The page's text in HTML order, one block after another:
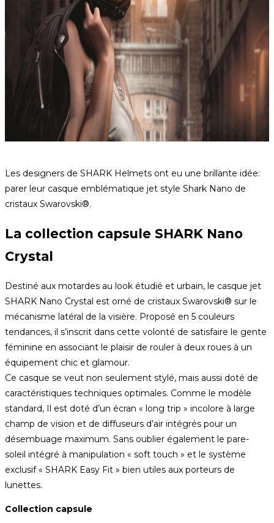
Les designers de SHARK Helmets ont eu une brillante idée:
parer leur casque emblématique jet style Shark Nano de
cristaux Swarovski®.
La collection capsule SHARK Nano
Crystal
Destiné aux motardes au look étudié et urbain, le casque jet
SHARK Nano Crystal est orné de cristaux Swarovski® sur le
mécanisme latéral de la visière. Proposé en 5 couleurs
tendances, il s’inscrit dans cette volonté de satisfaire le gente
féminine en associant le plaisir de rouler à deux roues à un
équipement chic et glamour.
Ce casque se veut non seulement stylé, mais aussi doté de
caractéristiques techniques optimales. Comme le modèle
standard, Il est doté d’un écran « long trip » incolore à large
champ de vision et de diffuseurs d’air intégrés pour un
désembuage maximum. Sans oublier également le pare-
soleil intégré à manipulation « soft touch » et le système
exclusif « SHARK Easy Fit » bien utiles aux porteurs de
lunettes.
Collection capsule